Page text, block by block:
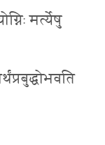
मर्त्येषु